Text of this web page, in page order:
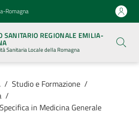
Romagna
SANITARIO REGIONALE EMILIA-
Sanitaria Locale della Romagna
/ Studio e Formazione /
/
in Medicina Generale